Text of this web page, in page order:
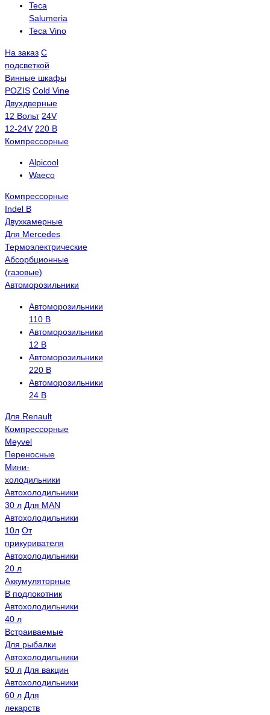
Teca
Salumeria
Teca Vino
На заказ С
подсветкой
Винные шкафы
POZIS Сold Vine
Двухдверные
12 Вольт 24V
12-24V 220 В
Компрессорные
Alpicool
Waeco
Компрессорные
Indel B
Двухкамерные
Для Mercedes
Термоэлектрические
Абсорбционные
(газовые)
Автоморозильники
Автоморозильники
110 В
Автоморозильники
12 В
Автоморозильники
220 В
Автоморозильники
24 В
Для Renault
Компрессорные
Meyvel
Переносные
Мини-
холодильники
Автохолодильники
30 л Для MAN
Автохолодильники
10л От
прикуривателя
Автохолодильники
20 л
Аккумуляторные
В подлокотник
Автохолодильники
40 л
Встраиваемые
Для рыбалки
Автохолодильники
50 л Для вакцин
Автохолодильники
60 л Для
лекарств